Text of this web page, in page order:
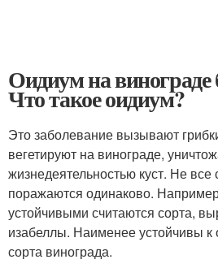
Оидиум на винограде
Что такое оидиум?
Это заболевание вызывают
вегетируют на винограде,
жизнедеятельностью куст. Не все
поражаются одинаково.
устойчивыми считаются сорта,
изабеллы. Наименее устойчивы к
сорта винограда.